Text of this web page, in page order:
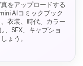
をアップロードする
AIコミックブック
衣装、時代、カラー
、SFX、キャプショ
ょう。